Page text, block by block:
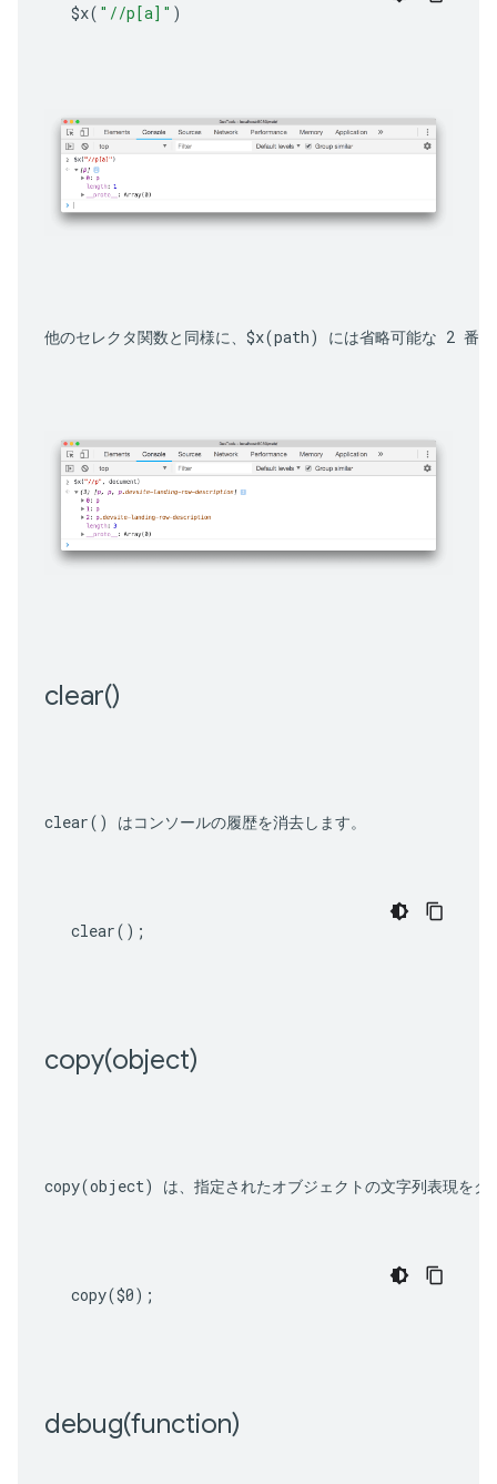
$x( "//p[a]" )
他のセレクタ関数と同様に、 $x(path) には省略可能な 2 番
clear()
clear() はコンソールの履歴を消去します。
clear();
copy(object)
copy(object) は、指定されたオブジェクトの文字列表現を
copy($0);
debug(function)